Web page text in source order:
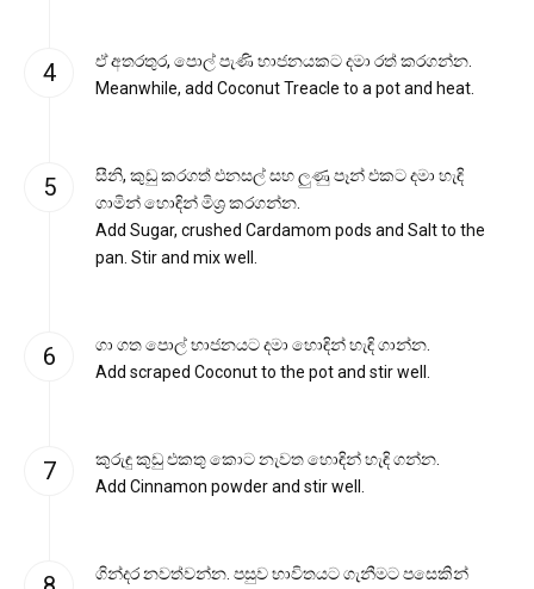
ඒ අතරතුර, පොල් පැණි භාජනයකට දමා රත් කරගන්න.
Meanwhile, add Coconut Treacle to a pot and heat.
සීනි, කුඩු කරගත් එනසල් සහ ලුණු පෑන් එකට දමා හැඳි
ගාමින් හොඳින් මිශ්‍ර කරගන්න.
Add Sugar, crushed Cardamom pods and Salt to the
pan. Stir and mix well.
ගා ගත පොල් භාජනයට දමා හොඳින් හැඳි ගාන්න.
Add scraped Coconut to the pot and stir well.
කුරුඳු කුඩු එකතු කොට නැවත හොඳින් හැඳි ගන්න.
Add Cinnamon powder and stir well.
ගින්දර නවත්වන්න. පසුව භාවිතයට ගැනීමට පසෙකින්